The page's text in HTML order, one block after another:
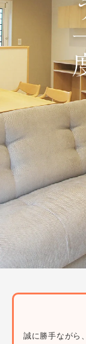
誠に勝手ながら